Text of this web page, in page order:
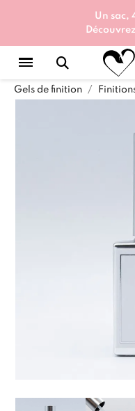
Un sac,
Découvrez
Gels de finition